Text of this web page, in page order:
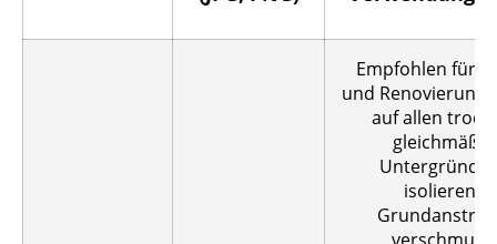
Empfohlen für
und
auf allen